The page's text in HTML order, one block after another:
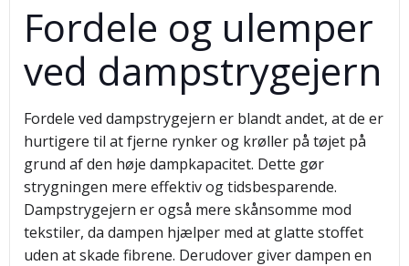
Fordele og ulemper
ved dampstrygejern
Fordele ved dampstrygejern er blandt andet, at de er
hurtigere til at fjerne rynker og krøller på tøjet på
grund af den høje dampkapacitet. Dette gør
strygningen mere effektiv og tidsbesparende.
Dampstrygejern er også mere skånsomme mod
tekstiler, da dampen hjælper med at glatte stoffet
uden at skade fibrene. Derudover giver dampen en